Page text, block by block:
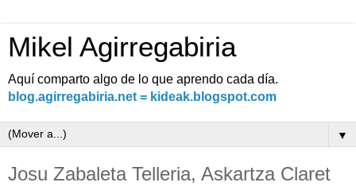
Mikel Agirregabiria
Aquí comparto algo de lo que aprendo cada día.
blog.agirregabiria.net = kideak.blogspot.com
▼
Josu Zabaleta Telleria, Askartza Claret